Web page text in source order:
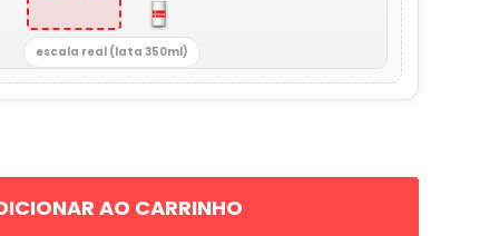
escala real (lata 350ml)
AO CARRINHO